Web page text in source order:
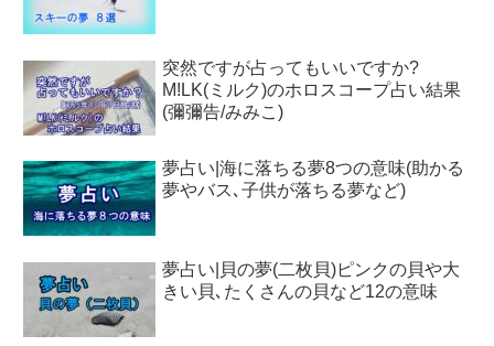
突然ですが占ってもいいですか?
M!LK(ミルク)のホロスコープ占い結果
(彌彌告/みみこ)
夢占い|海に落ちる夢8つの意味(助かる
夢やバス､子供が落ちる夢など)
夢占い|貝の夢(二枚貝)ピンクの貝や大
きい貝､たくさんの貝など12の意味